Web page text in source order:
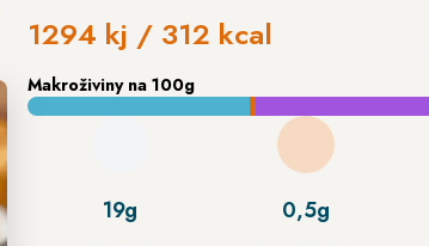
1294 kj / 312 kcal
Makroživiny na 100g
19g 0,5g